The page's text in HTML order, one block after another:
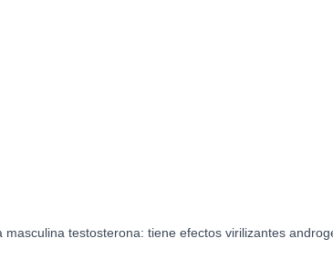
testosterona: tiene efectos virilizantes